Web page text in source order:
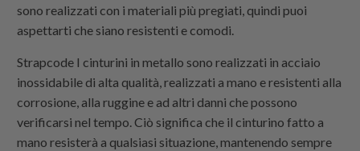
sono realizzati con i materiali più pregiati, quindi puoi
aspettarti che siano resistenti e comodi.
Strapcode I cinturini in metallo sono realizzati in acciaio
inossidabile di alta qualità, realizzati a mano e resistenti alla
corrosione, alla ruggine e ad altri danni che possono
verificarsi nel tempo. Ciò significa che il cinturino fatto a
mano resisterà a qualsiasi situazione, mantenendo sempre